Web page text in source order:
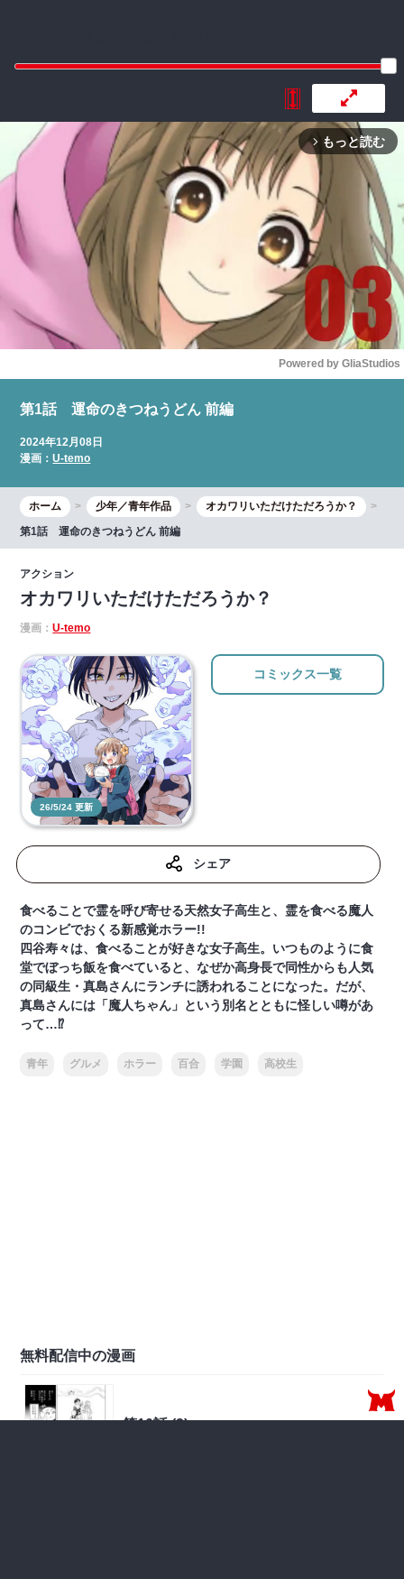
arrow_forward_ios もっと読む
Powered by GliaStudios
第1話 運命のきつねうどん 前編
2024年12月08日
漫画：U-temo
ホーム 少年／青年作品
オカワリいただけただろうか？
第1話 運命のきつねうどん 前編
アクション
オカワリいただけただろうか？
漫画：U-temo
26/5/24 更新
コミックス一覧
シェア
食べることで霊を呼び寄せる天然女子高生と、霊を食べる魔人
のコンビでおくる新感覚ホラー!!
四谷寿々は、食べることが好きな女子高生。いつものように食
堂でぼっち飯を食べていると、なぜか高身長で同性からも人気
の同級生・真島さんにランチに誘われることになった。だが、
真島さんには「魔人ちゃん」という別名とともに怪しい噂があ
って…⁉
青年 グルメ ホラー 百合 学園 高校生
無料配信中の漫画
第10話 (2)